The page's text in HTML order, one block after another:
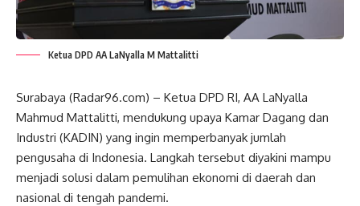
Ketua DPD AA LaNyalla M Mattalitti
Surabaya (Radar96.com) – Ketua DPD RI, AA LaNyalla
Mahmud Mattalitti, mendukung upaya Kamar Dagang dan
Industri (KADIN) yang ingin memperbanyak jumlah
pengusaha di Indonesia. Langkah tersebut diyakini mampu
menjadi solusi dalam pemulihan ekonomi di daerah dan
nasional di tengah pandemi.